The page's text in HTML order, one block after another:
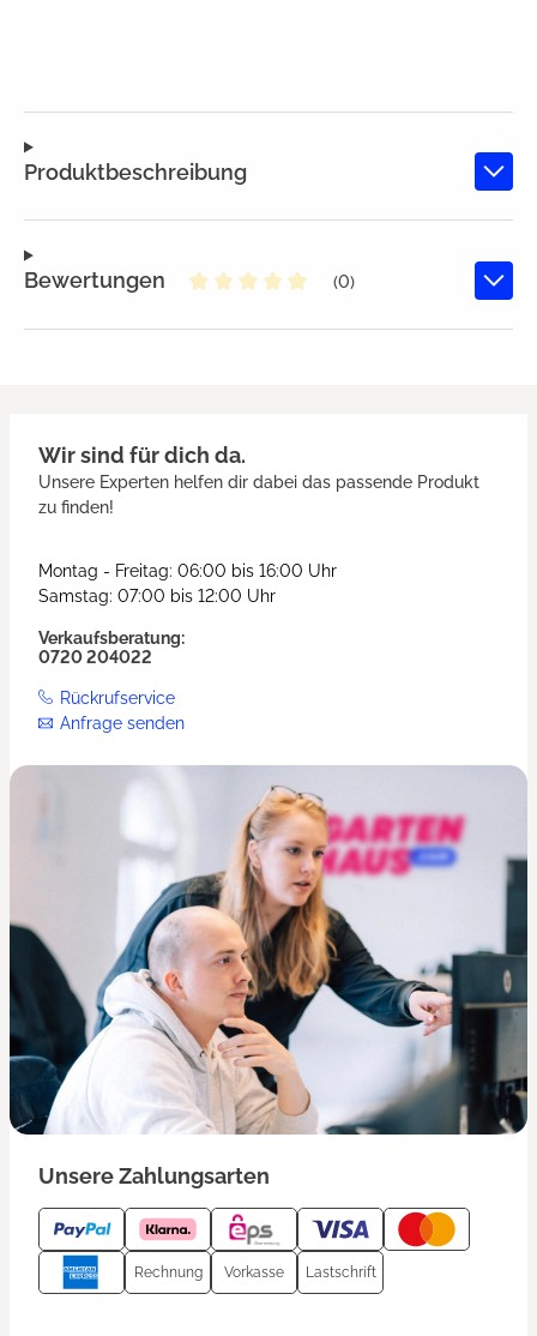
Produktbeschreibung
Bewertungen
(0)
Wir sind für dich da.
Unsere Experten helfen dir dabei das passende Produkt
zu finden!
Montag - Freitag: 06:00 bis 16:00 Uhr
Samstag: 07:00 bis 12:00 Uhr
Verkaufsberatung:
0720 204022
Rückrufservice
Anfrage senden
Unsere Zahlungsarten
Rechnung Vorkasse Lastschrift